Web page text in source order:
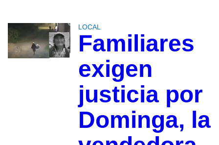
LOCAL
Familiares
exigen
justicia por
Dominga, la